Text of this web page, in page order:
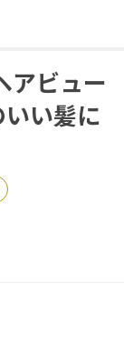
アビュー
い髪に